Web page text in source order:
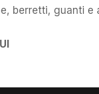
berretti, guanti e